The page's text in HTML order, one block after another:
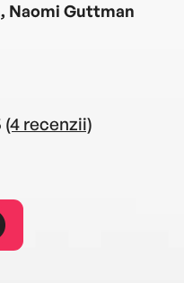
Naomi Guttman
(4 recenzii)